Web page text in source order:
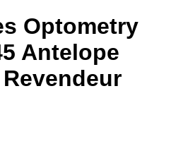
Optometry
Antelope